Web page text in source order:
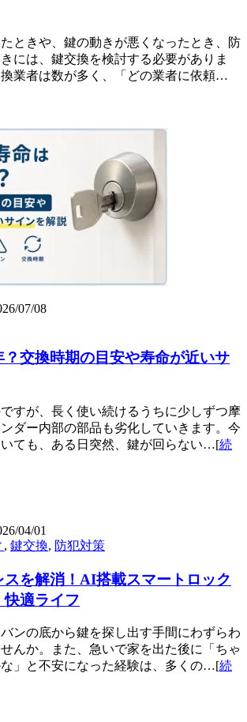
ときや、鍵の動きが悪くなったとき、防
には、鍵交換を検討する必要がありま
業者は数が多く、「どの業者に依頼…
07/08
交換時期の目安や寿命が近いサ
すが、長く使い続けるうちに少しずつ摩
ダー内部の部品も劣化していきます。今
ても、ある日突然、鍵が回らない…[続
04/01
, 鍵交換, 防犯対策
を解消！AI搭載スマートロック
快適ライフ
ンの底から鍵を探し出す手間にわずらわ
んか。また、急いで家を出た後に「ちゃ
」と不安になった経験は、多くの…[続